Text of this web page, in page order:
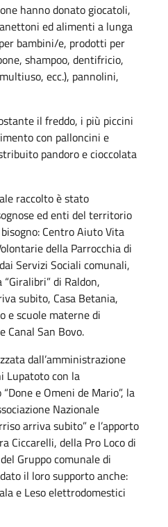
hanno donato giocatoli,
ed alimenti a lunga
bambini/e, prodotti per
shampoo, dentifricio,
ecc.), pannolini,
il freddo, i più piccini
con palloncini e
pandoro e cioccolata
raccolto è stato
ed enti del territorio
Centro Aiuto Vita
della Parrocchia di
Servizi Sociali comunali,
di Raldon,
subito, Casa Betania,
e scuole materne di
Canal San Bovo.
dall’amministrazione
Lupatoto con la
e Omeni de Mario”, la
Nazionale
arriva subito” e l’apporto
Ciccarelli, della Pro Loco di
Gruppo comunale di
il loro supporto anche:
e Leso elettrodomestici